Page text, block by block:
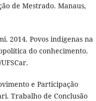
de Mestrado. Manaus,
2014. Povos indígenas na
do conhecimento.
e Participação
Trabalho de Conclusão